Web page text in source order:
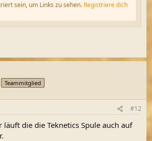
sein, um Links zu sehen. Registriere dich
Teammitglied
#12
läuft die die Teknetics Spule auch auf